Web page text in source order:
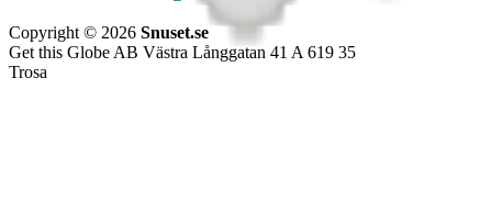
Copyright © 2026 Snuset.se
Get this Globe AB Västra Långgatan 41 A 619 35
Trosa